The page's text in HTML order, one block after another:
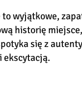
to wyjątkowe,
historię
się z
ekscytacją.